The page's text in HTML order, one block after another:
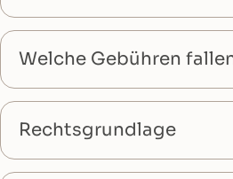
Welche Gebühren
Rechtsgrundlage